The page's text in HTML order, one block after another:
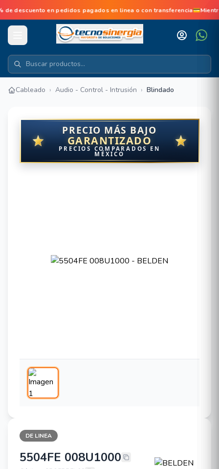
de descuento en pedidos pagados en linea o con
Cableado › Audio - Control - Intrusión › Blindado
PRECIO MÁS BAJO
GARANTIZADO
PRECIOS COMPARADOS EN
MÉXICO
DE LINEA
BELDEN 5504FE 008U1000
5504FE 008U1000